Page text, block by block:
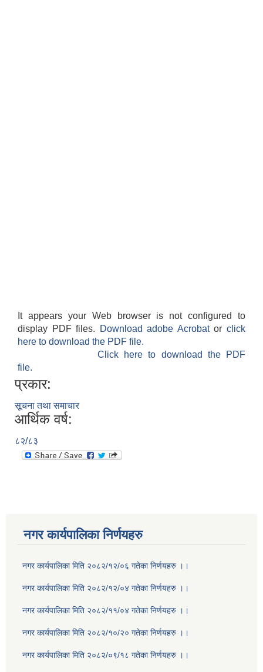
It appears your Web browser is not configured to
display PDF files.
Download adobe Acrobatorclick
here to download the PDF file.
Click here to download the PDF
file.
प्रकार:
सूचना तथा समाचार
आर्थिक वर्ष:
८२/८३
नगर कार्यपालिका निर्णयहरु
नगर कार्यपालिका मिति २०८२/१२/०६ गतेका निर्णयहरु ।।
नगर कार्यपालिका मिति २०८२/१२/०४ गतेका निर्णयहरु ।।
नगर कार्यपालिका मिति २०८२/११/०४ गतेका निर्णयहरु ।।
नगर कार्यपालिका मिति २०८२/१०/२० गतेका निर्णयहरु ।।
नगर कार्यपालिका मिति २०८२/०९/१८ गतेका निर्णयहरु ।।